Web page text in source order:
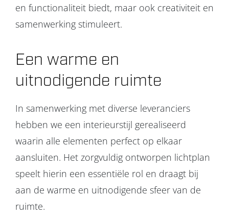
en functionaliteit biedt, maar ook creativiteit en
samenwerking stimuleert.
Een warme en
uitnodigende ruimte
In samenwerking met diverse leveranciers
hebben we een interieurstijl gerealiseerd
waarin alle elementen perfect op elkaar
aansluiten. Het zorgvuldig ontworpen lichtplan
speelt hierin een essentiële rol en draagt bij
aan de warme en uitnodigende sfeer van de
ruimte.